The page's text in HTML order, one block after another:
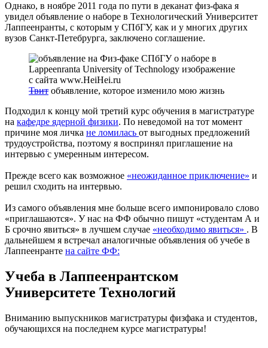
Однако, в ноябре 2011 года по пути в деканат физ-фака я
увидел объявление о наборе в Технологический Университет
Лаппеенранты, с которым у СПбГУ, как и у многих других
вузов Санкт-Петебрурга, заключено соглашение.
Твит объявление, которое изменило мою жизнь
Подходил к концу мой третий курс обучения в магистратуре
на кафедре ядерной физики. По неведомой на тот момент
причине моя личка не ломилась от выгодных предложений
трудоустройства, поэтому я воспринял приглашение на
интервью с умеренным интересом.
Прежде всего как возможное «неожиданное приключение» и
решил сходить на интервью.
Из самого объявления мне больше всего импонировало слово
«приглашаются». У нас на ФФ обычно пишут «студентам А и
Б срочно явиться» в лучшем случае «необходимо явиться» . В
дальнейшем я встречал аналогичные объявления об учебе в
Лаппеенранте на сайте ФФ:
Учеба в Лаппеенрантском
Университете Технологий
Вниманию выпускников магистратуры физфака и студентов,
обучающихся на последнем курсе магистратуры!